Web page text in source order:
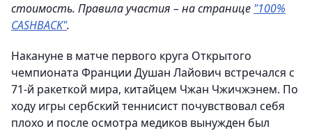
стоимость. Правила участия – на странице "100%
CASHBACK".
Накануне в матче первого круга Открытого
чемпионата Франции Душан Лайович встречался с
71-й ракеткой мира, китайцем Чжан Чжичжэнем. По
ходу игры сербский теннисист почувствовал себя
плохо и после осмотра медиков вынужден был